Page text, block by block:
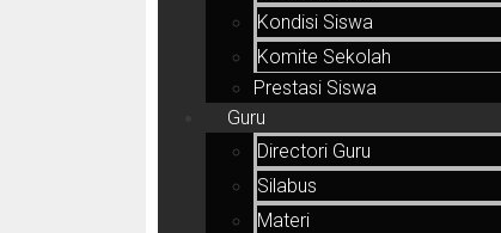
Kondisi Siswa
Komite Sekolah
Prestasi Siswa
Guru
Directori Guru
Silabus
Materi